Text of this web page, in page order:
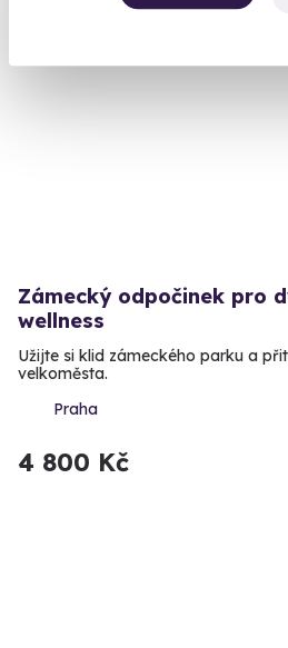
Zámecký odpočinek pro
wellness
Užijte si klid zámeckého parku a
velkoměsta.
Praha
4 800 Kč